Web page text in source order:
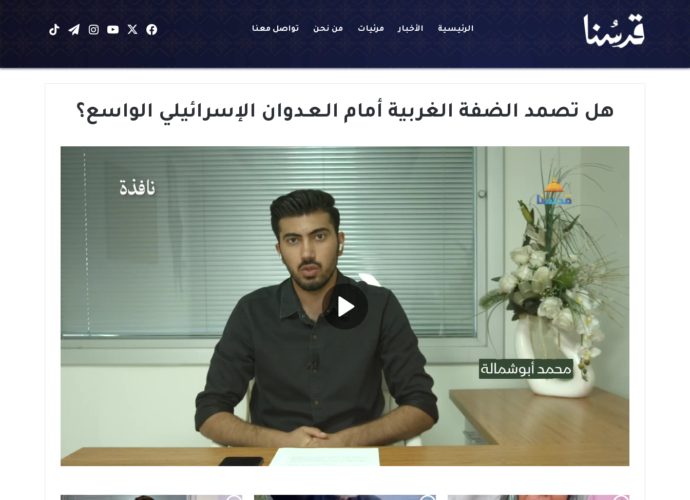
الرئيسية الأخبار مرئيات من نحن تواصل معنا فيسبوك يوتيوبانستقرام
تيلقرام
هل تصمد الضفة الغربية أمام الـعـدوان الإسرائيلي الواسع؟